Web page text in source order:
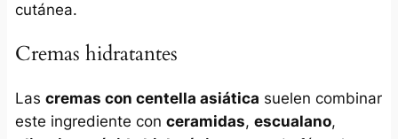
cutánea.
Cremas hidratantes
Las cremas con centella asiática suelen combinar
este ingrediente con ceramidas, escualano,